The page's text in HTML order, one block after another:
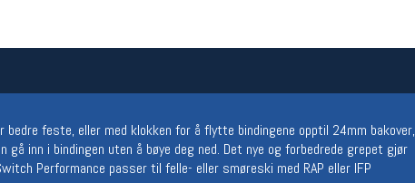
feste, eller med klokken for å flytte bindingene opptil 24mm bakover,
inn i bindingen uten å bøye deg ned. Det nye og forbedrede grepet gjør
Performance passer til felle- eller smøreski med RAP eller IFP
11-18
11-16
Team Oslo Sportslager
Magasinet
Medlemstilbud og aktiviteter